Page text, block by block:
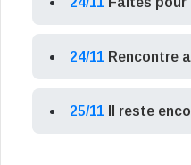
24/11 Rencontre
25/11 Il reste